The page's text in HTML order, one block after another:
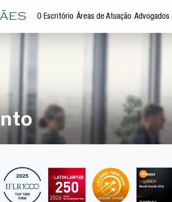
O Escritório Áreas de Atuação Advogados